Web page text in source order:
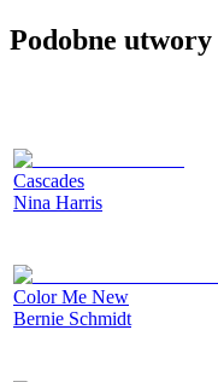
Podobne utwory
Cascades
Nina Harris
Color Me New
Bernie Schmidt